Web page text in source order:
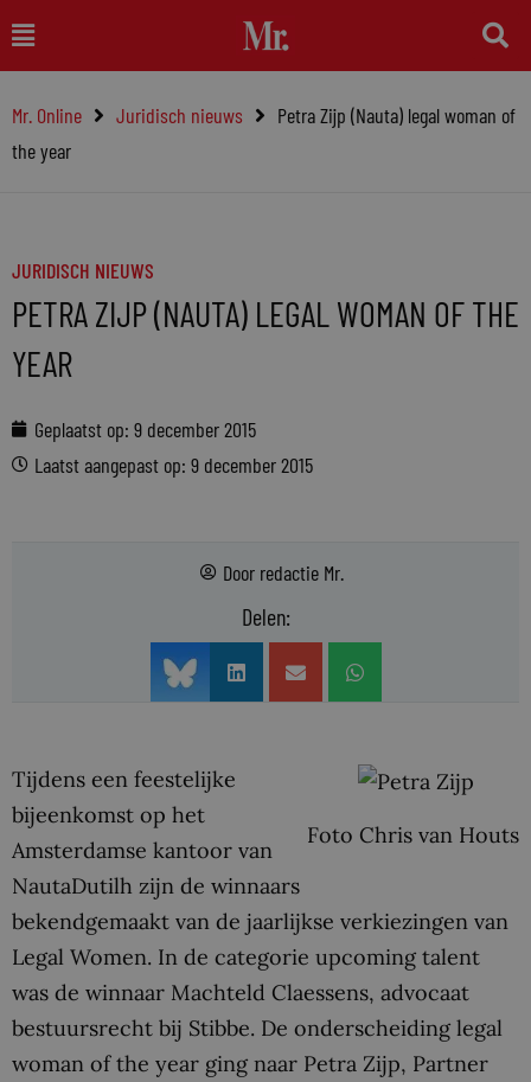
naar
inhoud
Main
Menu
Mr. Online Juridisch nieuws
Petra Zijp (Nauta) legal woman of
the year
JURIDISCH NIEUWS
PETRA ZIJP (NAUTA) LEGAL WOMAN OF THE
YEAR
Geplaatst op: 9 december 2015
Laatst aangepast op: 9 december 2015
Door redactie Mr.
Delen:
Foto Chris van Houts
Tijdens een feestelijke
bijeenkomst op het
Amsterdamse kantoor van
NautaDutilh zijn de winnaars
bekendgemaakt van de jaarlijkse verkiezingen van
Legal Women. In de categorie upcoming talent
was de winnaar Machteld Claessens, advocaat
bestuursrecht bij Stibbe. De onderscheiding legal
woman of the year ging naar Petra Zijp, Partner